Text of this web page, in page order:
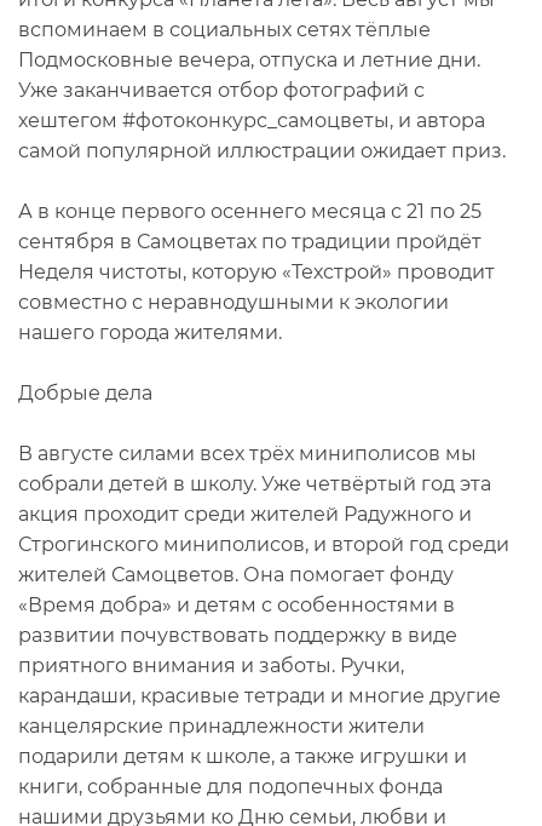
вспоминаем в социальных сетях тёплые
Подмосковные вечера, отпуска и летние дни.
Уже заканчивается отбор фотографий с
хештегом #фотоконкурс_самоцветы, и автора
самой популярной иллюстрации ожидает приз.
А в конце первого осеннего месяца с 21 по 25
сентября в Самоцветах по традиции пройдёт
Неделя чистоты, которую «Техстрой» проводит
совместно с неравнодушными к экологии
нашего города жителями.
Добрые дела
В августе силами всех трёх миниполисов мы
собрали детей в школу. Уже четвёртый год эта
акция проходит среди жителей Радужного и
Строгинского миниполисов, и второй год среди
жителей Самоцветов. Она помогает фонду
«Время добра» и детям с особенностями в
развитии почувствовать поддержку в виде
приятного внимания и заботы. Ручки,
карандаши, красивые тетради и многие другие
канцелярские принадлежности жители
подарили детям к школе, а также игрушки и
книги, собранные для подопечных фонда
нашими друзьями ко Дню семьи, любви и